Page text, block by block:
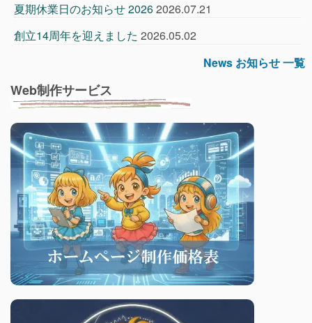
夏期休業日のお知らせ 20262026.07.21
創立14周年を迎えました 2026.05.02
News お知らせ 一覧
Web制作サービス